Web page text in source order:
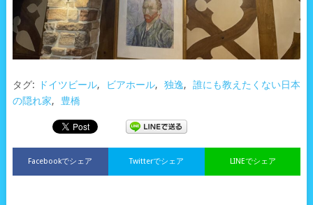
タグ: ドイツビール, ビアホール, 独逸,
誰にも教えたくない日本
の隠れ家, 豊橋
Facebookでシェア LINEでシェア
Twitterでシェア